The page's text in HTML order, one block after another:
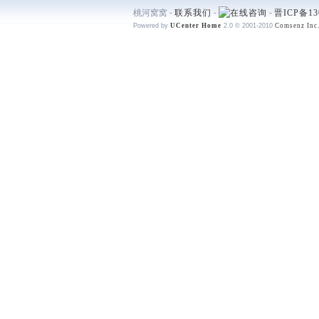
桃河窝窝 - 联系我们 - - 晋ICP备
Powered by UCenter Home 2.0 © 2001-2010 Comsenz Inc.